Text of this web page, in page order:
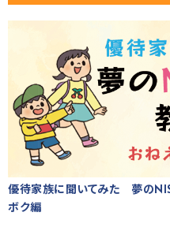
優待家族に聞いてみた 夢の
ボク編